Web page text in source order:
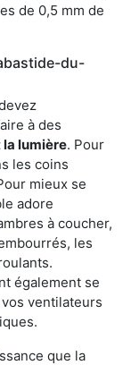
de 0,5 mm de
du-
à des
lumière. Pour
les coins
mieux se
adore
à coucher,
les
également se
ventilateurs
que la